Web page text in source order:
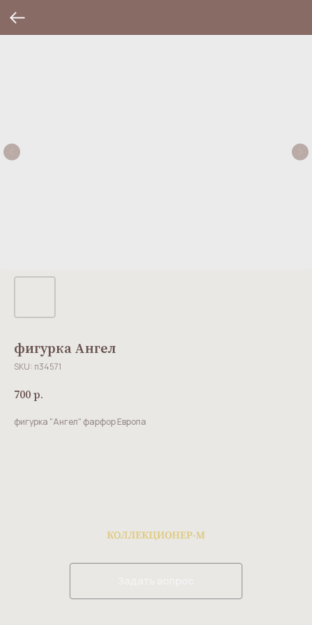
фигурка Ангел
SKU: п34571
700р.
фигурка "Ангел" фарфор Европа